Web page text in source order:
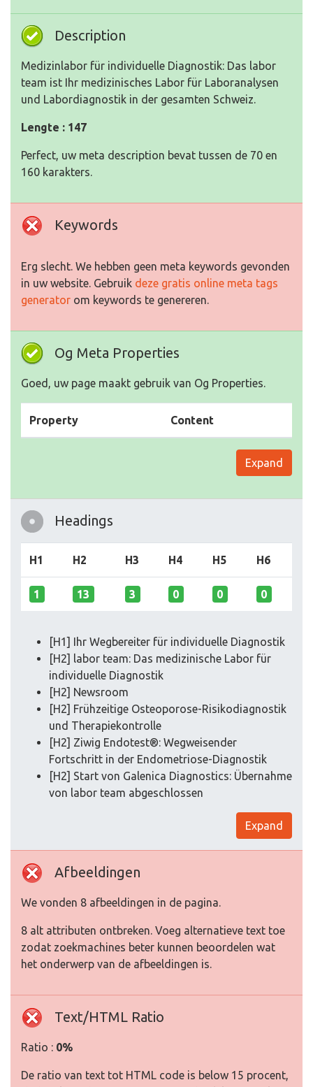
Description
Medizinlabor für individuelle Diagnostik: Das labor
team ist Ihr medizinisches Labor für Laboranalysen
und Labordiagnostik in der gesamten Schweiz.
Lengte : 147
Perfect, uw meta description bevat tussen de 70 en
160 karakters.
Keywords
Erg slecht. We hebben geen meta keywords gevonden
in uw website. Gebruik deze gratis online meta tags
generator om keywords te genereren.
Og Meta Properties
Goed, uw page maakt gebruik van Og Properties.
Property Content
Expand
Headings
H1 H2 H3 H4 H5 H6
1 13 3 0 0 0
[H1] Ihr Wegbereiter für individuelle Diagnostik
[H2] labor team: Das medizinische Labor für
individuelle Diagnostik
[H2] Newsroom
[H2] Frühzeitige Osteoporose-Risikodiagnostik
und Therapiekontrolle
[H2] Ziwig Endotest®: Wegweisender
Fortschritt in der Endometriose-Diagnostik
[H2] Start von Galenica Diagnostics: Übernahme
von labor team abgeschlossen
Expand
Afbeeldingen
We vonden 8 afbeeldingen in de pagina.
8 alt attributen ontbreken. Voeg alternatieve text toe
zodat zoekmachines beter kunnen beoordelen wat
het onderwerp van de afbeeldingen is.
Text/HTML Ratio
Ratio : 0%
De ratio van text tot HTML code is below 15 procent,